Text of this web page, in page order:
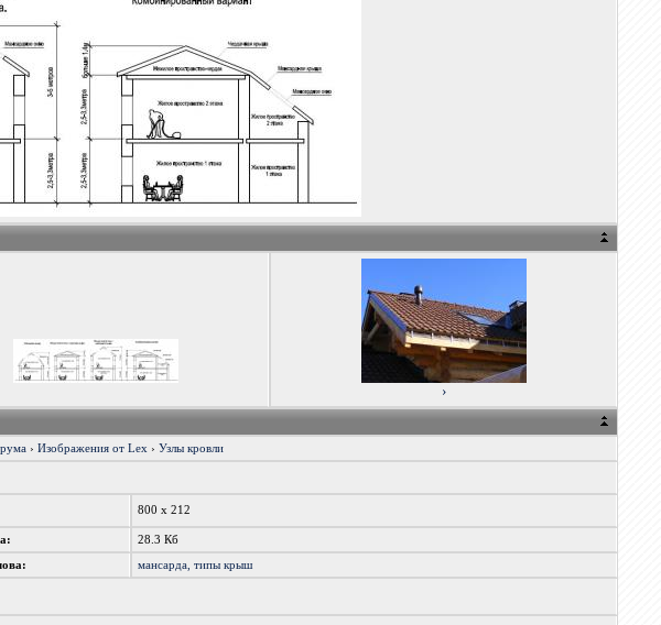
›
›Изображения от Lex ›Узлы кровли
800 x 212
28.3 Кб
мансарда, типы крыш